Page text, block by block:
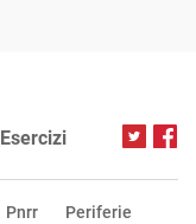
Esercizi
Pnrr Periferie